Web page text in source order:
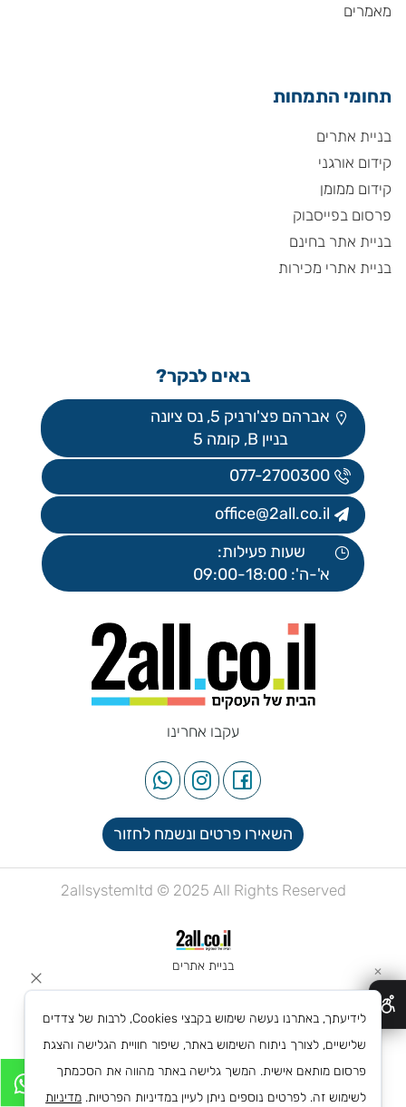
מאמרים
תחומי התמחות
בניית אתרים
קידום אורגני
קידום ממומן
פרסום בפייסבוק
בניית אתר בחינם
בניית אתרי מכירות
באים לבקר?
אברהם פצ'ורניק 5, נס ציונה
בניין B, קומה 5
077-2700300
office@2all.co.il
שעות פעילות:
א'-ה': 09:00-18:00
עקבו אחרינו
השאירו פרטים ונשמח לחזור
2allsystemltd © 2025 All Rights Reserved
בניית אתרים ✕
לידיעתך, באתרנו נעשה שימוש בקבצי Cookies, לרבות של צדדים
שלישיים, לצורך ניתוח השימוש באתר, שיפור חוויית הגלישה והצגת
פרסום מותאם אישית. המשך גלישה באתר מהווה את הסכמתך
לשימוש זה. לפרטים נוספים ניתן לעיין במדיניות הפרטיות. מדיניות